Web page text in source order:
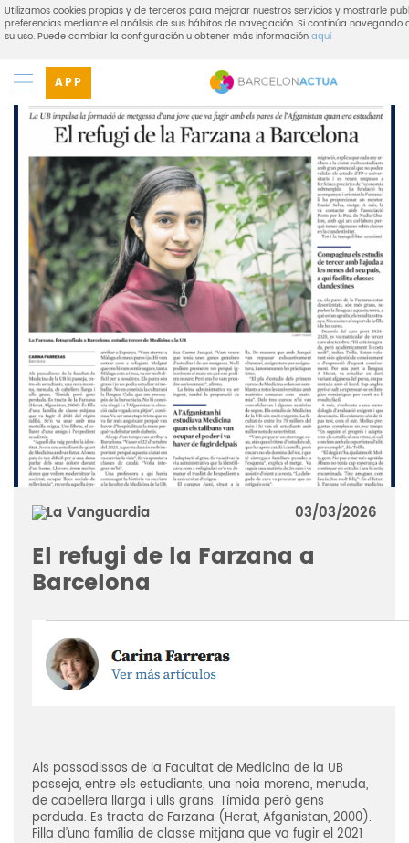
Utilizamos cookies propias y de terceros para mejorar nuestros servicios y mostrarle
preferencias mediante el análisis de sus hábitos de navegación. Si continúa
su uso. Puede cambiar la configuración u obtener más informaciónaquí
APP
03/03/2026
El refugi de la Farzana a
Barcelona
Als passadissos de la Facultat de Medicina de la UB
passeja, entre els estudiants, una noia morena, menuda,
de cabellera llarga i ulls grans. Tímida però gens
perduda. Es tracta de Farzana (Herat, Afganistan, 2000).
Filla d’una família de classe mitjana que va fugir el 2021